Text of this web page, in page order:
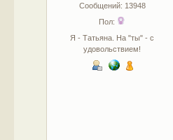
Сообщений: 13948
Пол:
Я - Татьяна. На "ты" - с
удовольствием!